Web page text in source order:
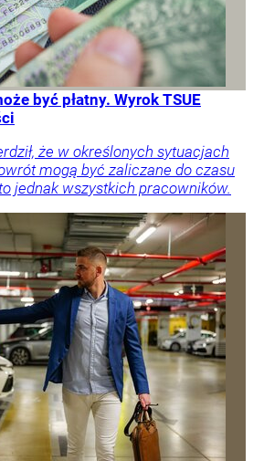
być płatny. Wyrok TSUE
że w określonych sytuacjach
mogą być zaliczane do czasu
jednak wszystkich pracowników.